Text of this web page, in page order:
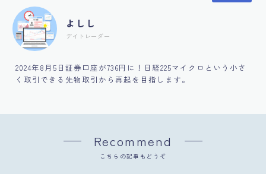
よしし
デイトレーダー
2024年8月5日証券口座が736円に！日経225マイクロという小さ
く取引できる先物取引から再起を目指します。
Recommend
こちらの記事もどうぞ